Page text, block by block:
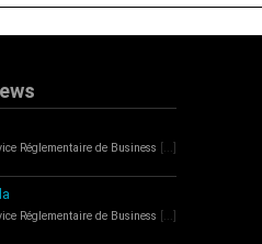
Réglementaire de Business [...]
Réglementaire de Business [...]